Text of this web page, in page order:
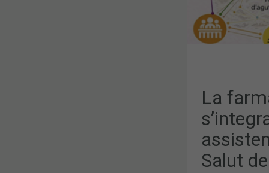
La
Salut
DE
SALUT
DE
CATALUNYA